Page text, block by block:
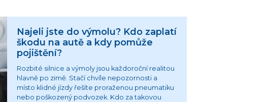
Najeli jste do výmolu? Kdo zaplatí
škodu na autě a kdy pomůže
pojištění?
Rozbité silnice a výmoly jsou každoroční realitou
hlavně po zimě. Stačí chvíle nepozornosti a
místo klidné jízdy řešíte proraženou pneumatiku
nebo poškozený podvozek. Kdo za takovou